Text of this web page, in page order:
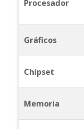
Procesador
Gráficos
Chipset
Memoria